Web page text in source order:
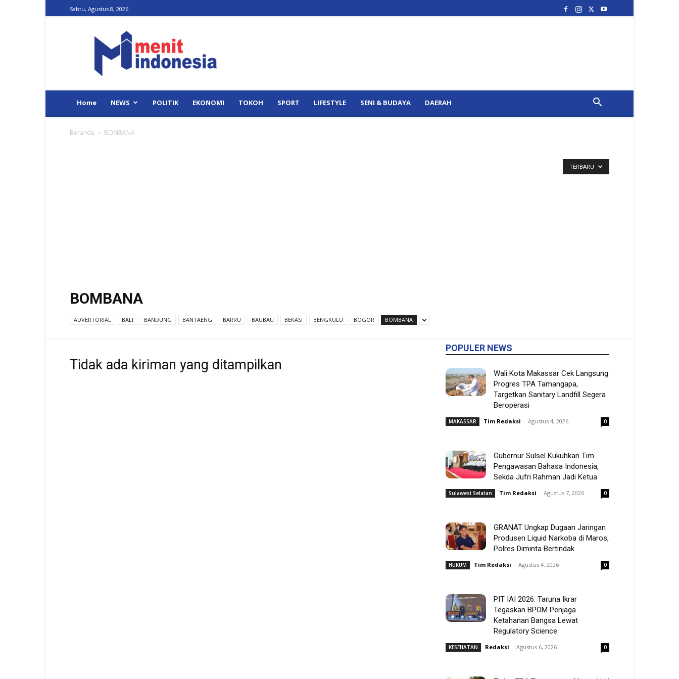
Sabtu, Agustus 8, 2026
Indonesia
Home NEWS POLITIK EKONOMI TOKOH SPORT LIFESTYLE SENI & BUDAYA DAERAH
Beranda BOMBANA
BOMBANA
ADVERTORIAL BALI BANDUNG BANTAENG BARRU BAUBAU BEKASI BENGKULU BOGOR BOMBANA
TERBARU
Tidak ada kiriman yang ditampilkan
POPULER NEWS
Wali Kota Makassar Cek Langsung
Progres TPA Tamangapa,
Targetkan Sanitary Landfill Segera
Beroperasi
MAKASSAR Tim Redaksi - Agustus 4, 2026 0
Gubernur Sulsel Kukuhkan Tim
Pengawasan Bahasa Indonesia,
Sekda Jufri Rahman Jadi Ketua
Sulawesi Selatan Tim Redaksi - Agustus 7, 2026 0
GRANAT Ungkap Dugaan Jaringan
Produsen Liquid Narkoba di Maros,
Polres Diminta Bertindak
HUKUM Tim Redaksi - Agustus 4, 2026 0
PIT IAI 2026: Taruna Ikrar
Tegaskan BPOM Penjaga
Ketahanan Bangsa Lewat
Regulatory Science
KESEHATAN Redaksi - Agustus 6, 2026 0